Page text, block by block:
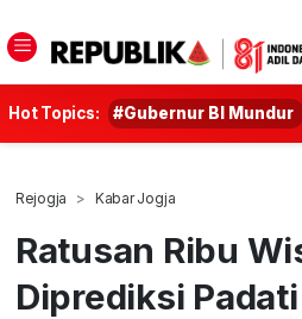
Hot Topics: #Gubernur BI Mundur
Rejogja Kabar Jogja
Ratusan Ribu
Diprediksi